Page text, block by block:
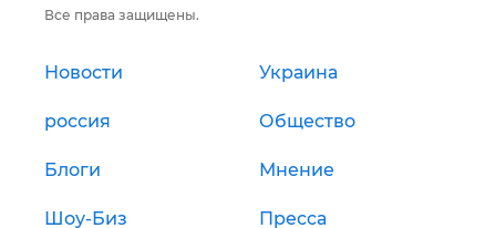
Все права защищены.
Новости Украина
россия Общество
Блоги Мнение
Шоу-Биз Пресса